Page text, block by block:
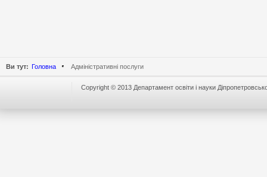
Ви тут: Головна Адміністративні послуги
Copyright © 2013 Департамент освіти і науки